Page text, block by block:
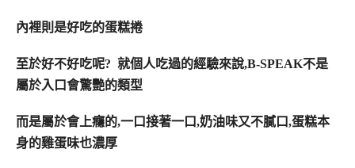
內裡則是好吃的蛋糕捲
至於好不好吃呢? 就個人吃過的經驗來說,B-SPEAK不是
屬於入口會驚艷的類型
而是屬於會上癮的,一口接著一口,奶油味又不膩口,蛋糕本
身的雞蛋味也濃厚